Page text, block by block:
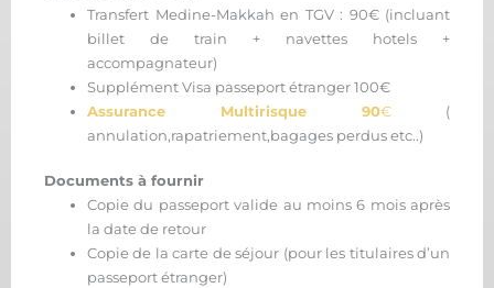
Transfert Medine-Makkah en TGV : 90€ (incluant
billet de train + navettes hotels +
accompagnateur)
Supplément Visa passeport étranger 100€
Assurance Multirisque
90€(
annulation,rapatriement,bagages perdus etc..)
Documents à fournir
Copie du passeport valide au moins 6 mois après
la date de retour
Copie de la carte de séjour (pour les titulaires d’un
passeport étranger)